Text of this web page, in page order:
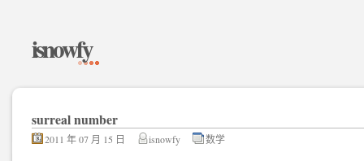
isnowfy
surreal number
2011 年 07 月 15 日 isnowfy 数学